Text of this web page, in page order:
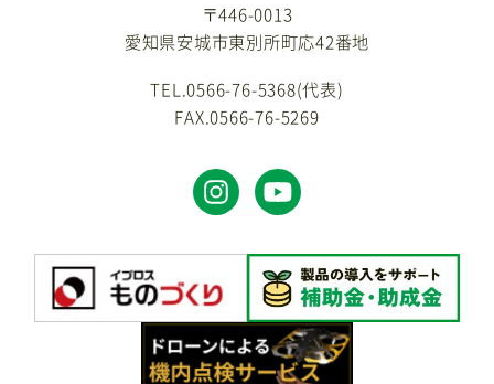
〒446-0013
愛知県安城市東別所町応42番地
TEL.0566-76-5368(代表)
FAX.0566-76-5269